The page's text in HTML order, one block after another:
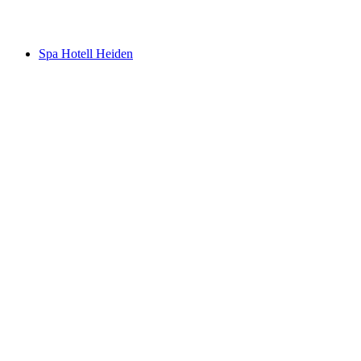
Spa Hotell Heiden